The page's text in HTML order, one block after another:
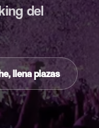
del
llena plazas